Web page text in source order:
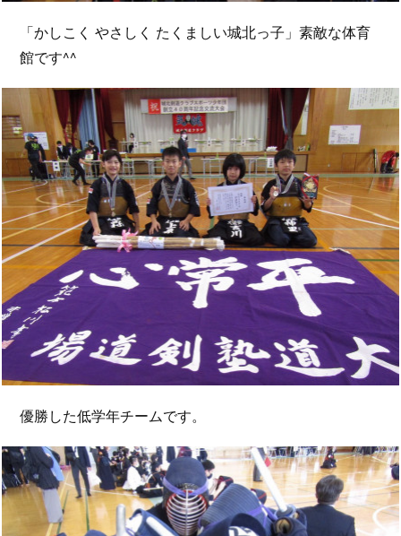
「かしこく やさしく たくましい城北っ子」素敵な体育
館です^^
優勝した低学年チームです。